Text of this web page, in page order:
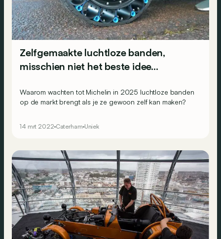
Zelfgemaakte luchtloze banden,
misschien niet het beste idee…
Waarom wachten tot Michelin in 2025 luchtloze banden
op de markt brengt als je ze gewoon zelf kan maken?
14 mrt 2022 Caterham Uniek